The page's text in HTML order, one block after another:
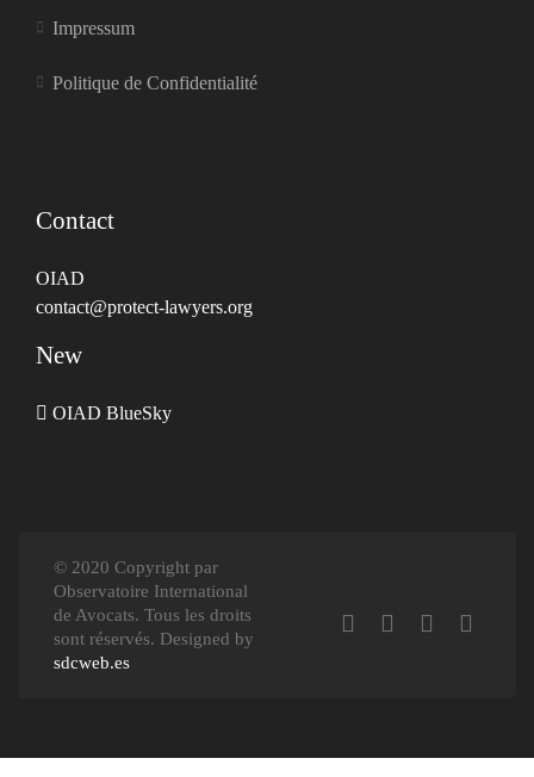
Impressum
Politique de Confidentialité
Contact
OIAD
contact@protect-lawyers.org
New
OIAD BlueSky
© 2020 Copyright par
Observatoire International
de Avocats. Tous les droits
sont réservés. Designed by
sdcweb.es